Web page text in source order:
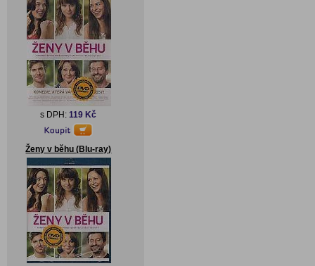
s DPH:119 Kč
Ženy v běhu (Blu-ray)